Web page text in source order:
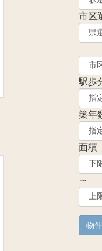
市区
駅歩
築年
面積
～